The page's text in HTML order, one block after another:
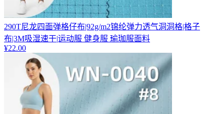
290T尼龙四面弹格仔布|92g/m2锦纶弹力透气洞洞格|格子
布|3M吸湿速干|运动服 健身服 瑜珈服面料
¥22.00